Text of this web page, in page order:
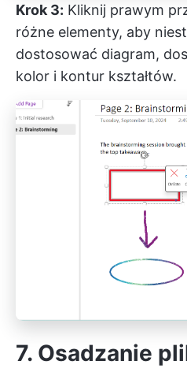
Krok 3: Kliknij prawym
różne elementy, aby
dostosować diagram,
kolor i kontur kształtów.
7. Osadzanie